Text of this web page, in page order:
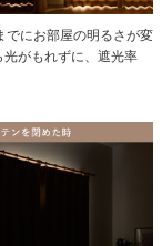
でにお部屋の明るさが変
がもれずに、遮光率